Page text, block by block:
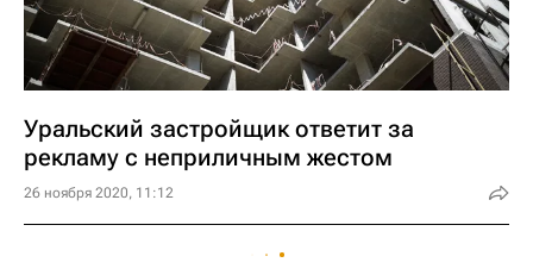
Уральский застройщик ответит за
рекламу с неприличным жестом
26 ноября 2020, 11:12